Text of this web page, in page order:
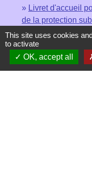
Livret d'accueil
de la protection
Office français de
Livret d'accueil
apatridesopen_in_new
This site uses cookies
to activate
OK, accept all